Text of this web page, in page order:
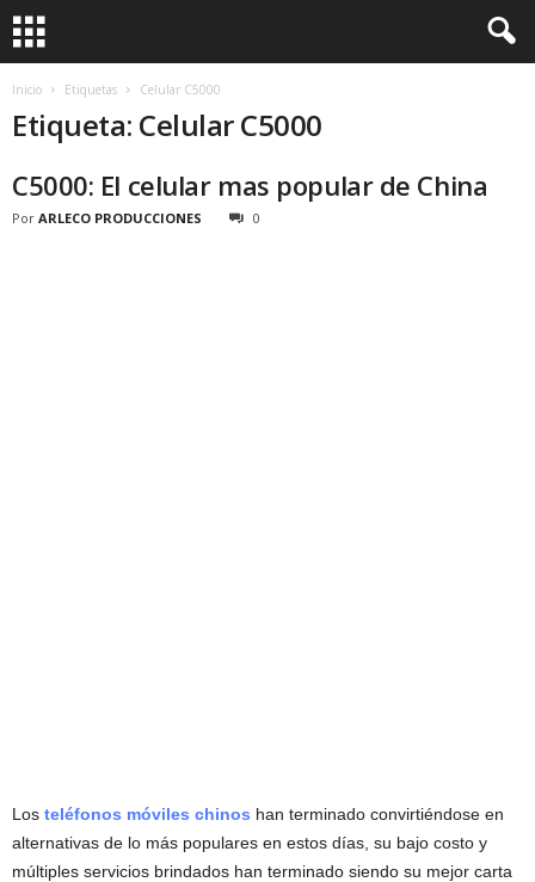
Inicio Etiquetas Celular C5000
Etiqueta: Celular C5000
C5000: El celular mas popular de China
Por ARLECO PRODUCCIONES 0
Los teléfonos móviles chinos han terminado convirtiéndose en
alternativas de lo más populares en estos días, su bajo costo y
múltiples servicios brindados han terminado siendo su mejor carta